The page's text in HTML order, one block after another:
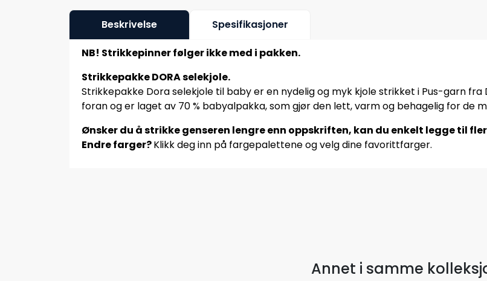
Beskrivelse Spesifikasjoner
NB! Strikkepinner følger ikke med i pakken.
Strikkepakke DORA selekjole.
Strikkepakke Dora selekjole til baby er en nydelig og myk kjole strikket i Pus-garn
foran og er laget av 70 % babyalpakka, som gjør den lett, varm og behagelig for de
Ønsker du å strikke genseren lengre enn oppskriften, kan du enkelt legge til
Endre farger?Klikk deg inn på fargepalettene og velg dine favorittfarger.
Annet i samme